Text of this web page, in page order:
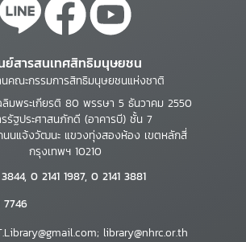
ย์สารสนเทศสิทธิมนุษยชน
คณะกรรมการสิทธิมนุษยชนแห่งชาติ
ลิมพระเกียรติ 80 พรรษา 5 ธันวาคม 2550
รรัฐประศาสนภักดี (อาคารบี) ชั้น 7
นแจ้งวัฒนะ แขวงทุ่งสองห้อง เขตหลักสี่
กรุงเทพฯ 10210
0 2141 1987, 0 2141 3881
7746
library@nhrc.or.th